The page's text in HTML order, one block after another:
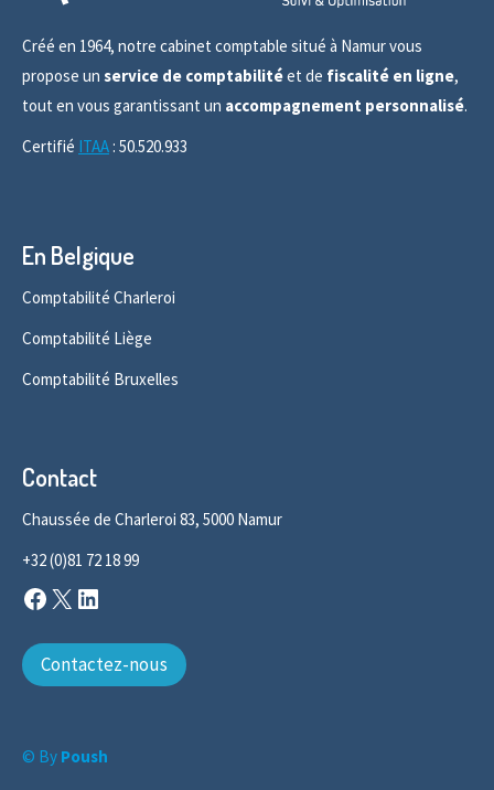
Créé en 1964, notre cabinet comptable situé à Namur vous
propose un service de comptabilitéet de fiscalité en ligne,
tout en vous garantissant un accompagnement personnalisé.
Certifié ITAA : 50.520.933
En Belgique
Comptabilité Charleroi
Comptabilité Liège
Comptabilité Bruxelles
Contact
Chaussée de Charleroi 83, 5000 Namur
+32 (0)81 72 18 99
Facebook
X
Contactez-nous
© By Poush